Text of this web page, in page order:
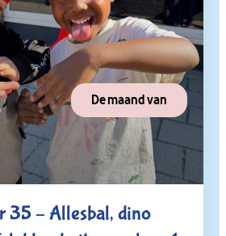
De maand van
35 – Allesbal, dino